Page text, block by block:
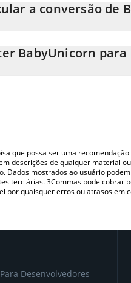
equivale a 8.6763e-8 BNB
a conversão de
de BabyUnicorn no
BabyUnicorn para
que possa ser uma
descrições de qualquer material
mostrados ao usuário
terciárias. 3Commas pode
por quaisquer erros ou atrasos
Para Desenvolvedores